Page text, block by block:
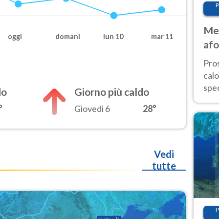
oggi domani lun 10 mar 11
Giorno più caldo
Giovedì 6 28°
Vedi
tutte